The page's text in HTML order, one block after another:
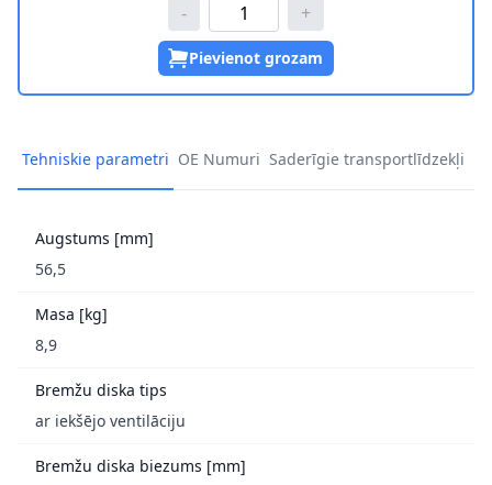
- +
Pievienot grozam
Tehniskie parametri OE Numuri Saderīgie transportlīdzekļi
Augstums [mm]
56,5
Masa [kg]
8,9
Bremžu diska tips
ar iekšējo ventilāciju
Bremžu diska biezums [mm]